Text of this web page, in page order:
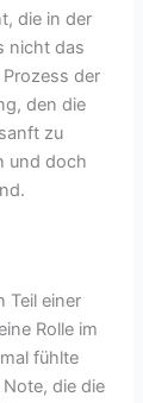
die in der
nicht das
der
den die
zu
und doch
Teil einer
Rolle im
fühlte
die die